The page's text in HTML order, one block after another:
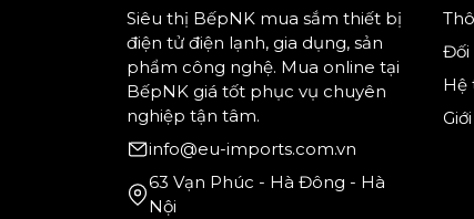
hiện đại chính là thiết kế tối giản,
Với trọng lượng lý tưởng này, việc
dễ dàng, đặc biệt phù hợp với
hạn chế.
Siêu thị BếpNK mua sắm thiết bị
điện tử điện lạnh, gia dụng, sản
phẩm công nghệ. Mua online tại
BếpNK giá tốt phục vụ chuyên
nghiệp tận tâm.
info@eu-imports.com.vn
63 Vạn Phúc - Hà Đông - Hà
Nội
Đối
Hệ